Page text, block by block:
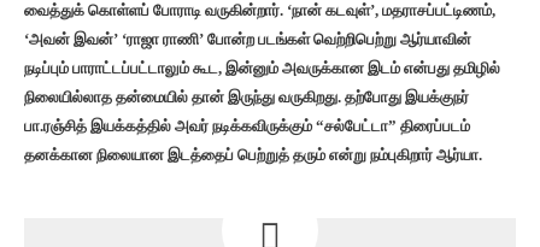
வைத்துக் கொள்ளப் போராடி வருகின்றார். ‘நான் கடவுள்’, மதராசப்பட்டிணம்,
‘அவன் இவன்’ ‘ராஜா ராணி’ போன்ற படங்கள் வெற்றிபெற்று ஆர்யாவின்
நடிப்பும் பாராட்டப்பட்டாலும் கூட, இன்னும் அவருக்கான இடம் என்பது தமிழில்
நிலையில்லாத தன்மையில் தான் இருந்து வருகிறது. தற்போது இயக்குநர்
பா.ரஞ்சித் இயக்கத்தில் அவர் நடிக்கவிருக்கும் “சல்பேட்டா” திரைப்படம்
தனக்கான நிலையான இடத்தைப் பெற்றுத் தரும் என்று நம்புகிறார் ஆர்யா.